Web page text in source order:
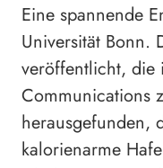
Eine spannende
Universität Bonn.
veröffentlicht, die
Communications
herausgefunden,
kalorienarme